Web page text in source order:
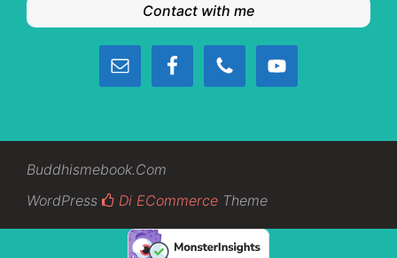
Contact with me
Buddhismebook.com
WordPress
Di ECommerce Theme